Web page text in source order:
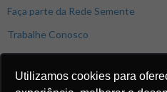
Utilizamos cookies para
Faça parte da Rede Semente
Trabalhe Conosco